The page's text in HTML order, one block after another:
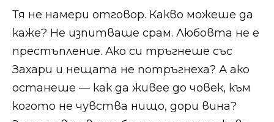
Тя не намери отговор. Какво можеше да
каже? Не изпитваше срам. Любовта не е
престъпление. Ако си тръгнеше със
Захари и нещата не потръгнеха? А ако
останеше — как да живее до човек, към
когото не чувства нищо, дори вина?